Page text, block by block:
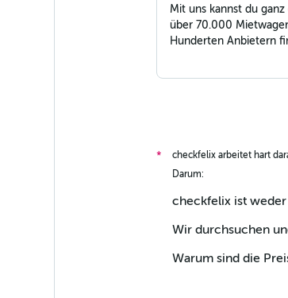
Mit uns kannst du
über 70.000
Hunderten Anbietern
* checkfelix arbeitet hart
Darum:
checkfelix ist
Wir durchsuchen
Warum sind die